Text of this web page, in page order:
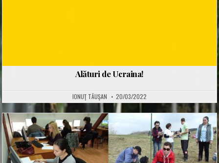
Alături de Ucraina!
IONUŢ TĂUŞAN 20/03/2022
Posted
in